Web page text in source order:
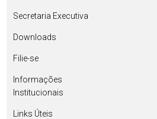
Secretaria Executiva
Downloads
Filie-se
Informações
Institucionais
Links Úteis